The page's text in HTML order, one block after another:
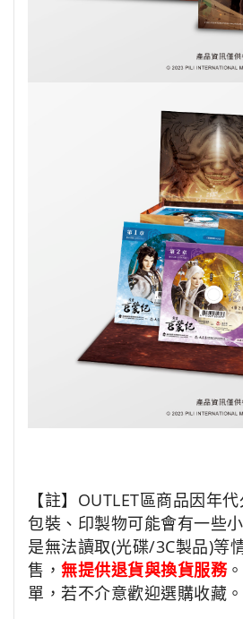
【註】OUTLET區商品因年
包裝、印製物可能會有一些
是無法讀取(光碟/3C製品)等
售， 無提供退貨與換貨服務
單，若不介意歡迎選購收藏。